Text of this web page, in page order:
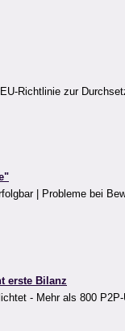
Richtlinie zur
| Probleme bei
erste Bilanz
- Mehr als 800